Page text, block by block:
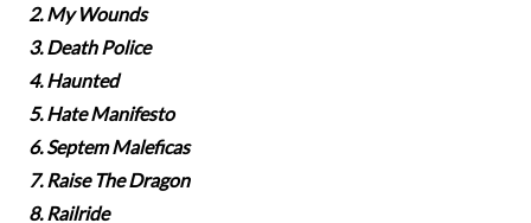
2. My Wounds
3. Death Police
4. Haunted
5. Hate Manifesto
6. Septem Maleficas
7. Raise The Dragon
8. Railride